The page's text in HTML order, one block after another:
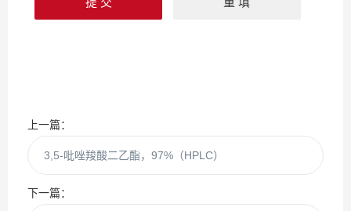
上一篇：
3,5-吡唑羧酸二乙酯，97%（HPLC）
下一篇：